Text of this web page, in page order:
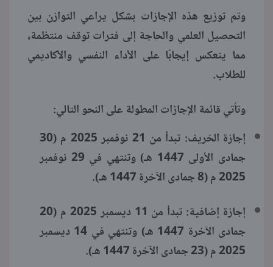
وتم توزيع هذه الإجازات بشكل يراعي التوازن بين
التحصيل العلمي والحاجة إلى فترات توقف منتظمة،
مما ينعكس إيجابًا على الأداء النفسي والأكاديمي
للطلاب.
وتأتي قائمة الإجازات المطولة على النحو التالي:
إجازة الخريف: تبدأ من 21 نوفمبر 2025 م (30
جمادى الأولى 1447 هـ) وتنتهي في 29 نوفمبر
2025 م (8 جمادى الآخرة 1447 هـ).
إجازة إضافية: تبدأ من 11 ديسمبر 2025 م (20
جمادى الآخرة 1447 هـ) وتنتهي في 14 ديسمبر
2025 م (23 جمادى الآخرة 1447 هـ).